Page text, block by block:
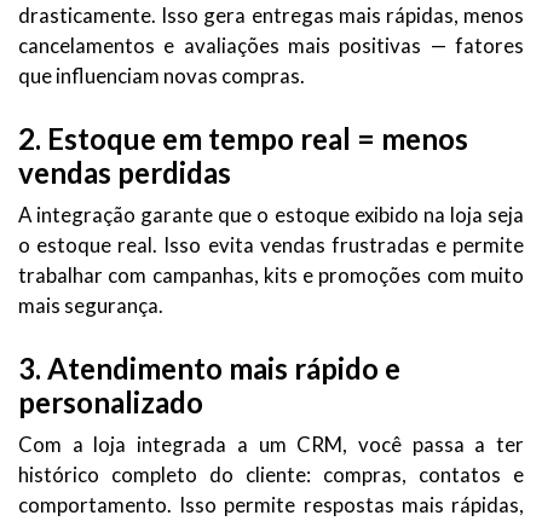
drasticamente. Isso gera entregas mais rápidas, menos
cancelamentos e avaliações mais positivas — fatores
que influenciam novas compras.
2. Estoque em tempo real = menos
vendas perdidas
A integração garante que o estoque exibido na loja seja
o estoque real. Isso evita vendas frustradas e permite
trabalhar com campanhas, kits e promoções com muito
mais segurança.
3. Atendimento mais rápido e
personalizado
Com a loja integrada a um CRM, você passa a ter
histórico completo do cliente: compras, contatos e
comportamento. Isso permite respostas mais rápidas,